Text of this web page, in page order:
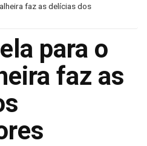
faz as delícias dos
para o
faz as